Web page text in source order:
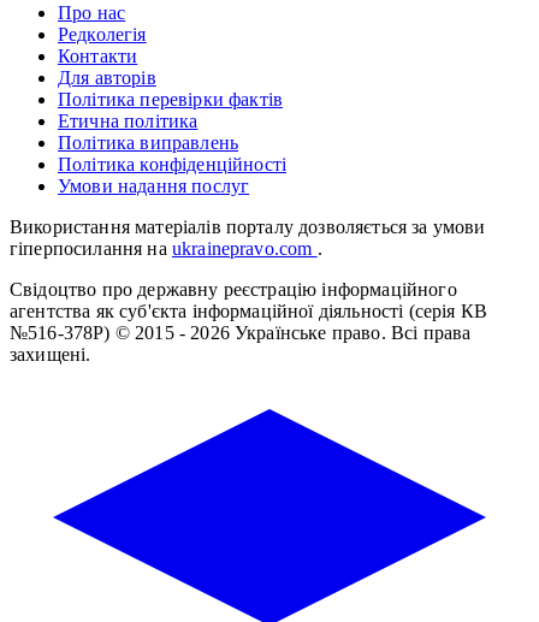
Про нас
Редколегія
Контакти
Для авторів
Політика перевірки фактів
Етична політика
Політика виправлень
Політика конфіденційності
Умови надання послуг
Використання матеріалів порталу дозволяється за умови
гіперпосилання на ukrainepravo.com .
Свідоцтво про державну реєстрацію інформаційного
агентства як суб'єкта інформаційної діяльності (серія КВ
№516-378Р) © 2015 - 2026 Українське право. Всі права
захищені.